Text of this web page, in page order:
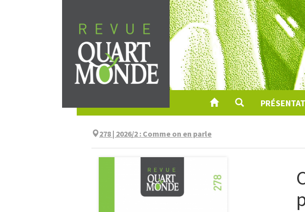
au
contenu
278 | 2026/2 : Comme on en parle